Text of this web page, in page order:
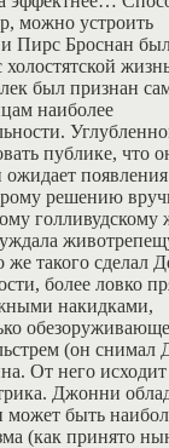
можно устроить
Пирс Броснан
холостятской
был признан
наиболее
публике, что
решению
голливудскому
такого сделал
более ловко
накидками,
(он снимал
От него исходит
Джонни
быть
(как принято